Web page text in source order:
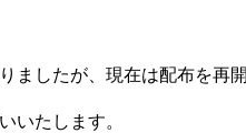
したが、現在は配布を再開
いたします。